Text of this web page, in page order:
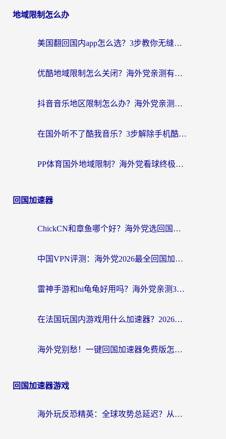
地域限制怎么办
美国翻回国内app怎么选？3步教你无缝刷剧、登12123、访问国内网站
优酷地域限制怎么关闭？海外党亲测有效的追剧加速器选择指南
抖音音乐地区限制怎么办？海外党亲测有效的听歌自由指南
在国外听不了酷我音乐？3步解除手机酷我音乐海外限制，附实测好用加速器
PP体育国外地域限制？海外党看球终极方案：从欧洲杯到奥运会，中文解说不卡顿！
回国加速器
ChickCN和章鱼哪个好？海外党选回国加速器的3个关键维度 + 实用避坑指南
中国VPN评测：海外党2026最全回国加速器选择指南，告别地区限制不踩坑
雷神手游和hi龟龟好用吗？海外党亲测3款回国加速器，教你选对国外到国内加速器
在法国玩国内游戏用什么加速器？2026实测解决延迟卡顿的实用指南
海外党别愁！一键回国加速器免费版怎么选？从踩坑到流畅访问的全攻略
回国加速器游戏
海外玩反恐精英：全球攻势总延迟？从瑞典玩神武4到外国玩黎明觉醒，选对加速器才是关键！